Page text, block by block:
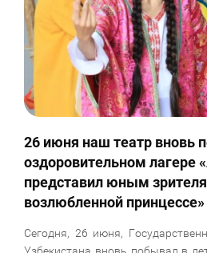
26 июня наш театр вновь
оздоровительном лагере
представил юным
возлюбленной принцессе»
Сегодня, 26 июня,